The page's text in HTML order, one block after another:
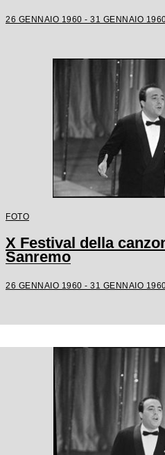
26 GENNAIO 1960 - 31 GENNAIO
FOTO
X Festival della
Sanremo
26 GENNAIO 1960 - 31 GENNAIO